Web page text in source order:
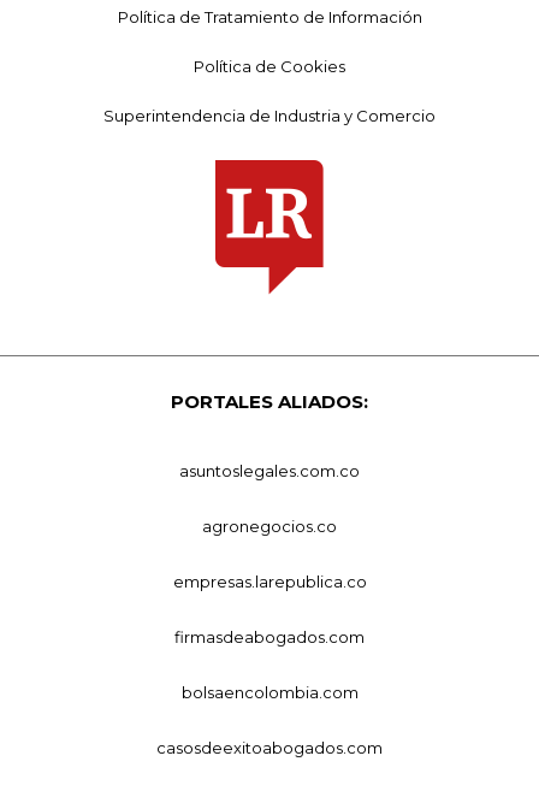
Política de Tratamiento de Información
Política de Cookies
Superintendencia de Industria y Comercio
PORTALES ALIADOS:
asuntoslegales.com.co
agronegocios.co
empresas.larepublica.co
firmasdeabogados.com
bolsaencolombia.com
casosdeexitoabogados.com